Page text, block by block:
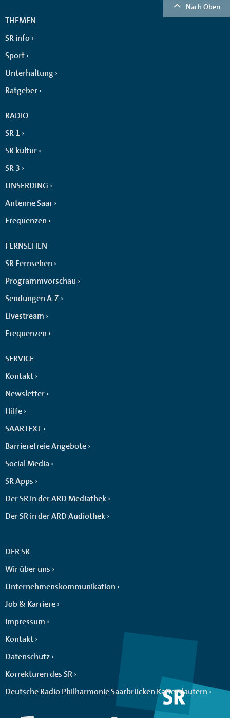
Nach Oben
THEMEN
SR info
Sport
Unterhaltung
Ratgeber
RADIO
SR 1
SR kultur
SR 3
UNSERDING
Antenne Saar
Frequenzen
FERNSEHEN
SR Fernsehen
Programmvorschau
Sendungen A-Z
Livestream
Frequenzen
SERVICE
Kontakt
Newsletter
Hilfe
SAARTEXT
Barrierefreie Angebote
Social Media
SR Apps
Der SR in der ARD Mediathek
Der SR in der ARD Audiothek
DER SR
Wir über uns
Unternehmenskommunikation
Job & Karriere
Impressum
Kontakt
Datenschutz
Korrekturen des SR
Deutsche Radio Philharmonie Saarbrücken Kaiserslautern